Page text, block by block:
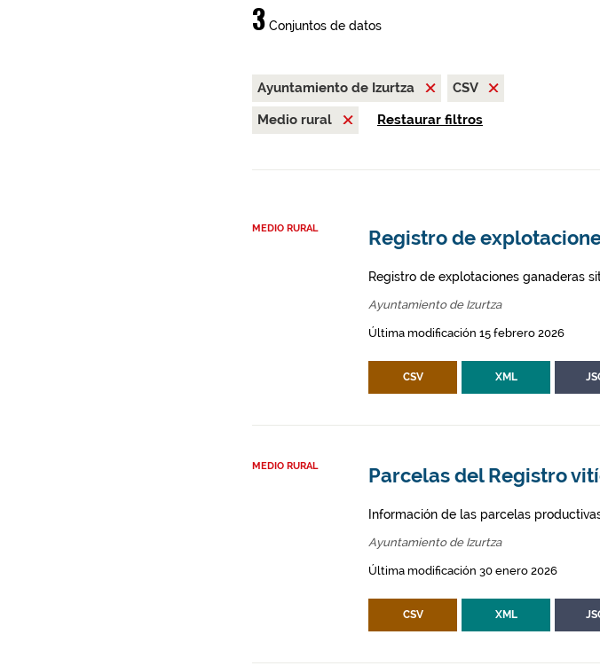
3Conjuntos de datos
Ayuntamiento de Izurtza
CSV
Medio rural
Restaurar filtros
MEDIO RURAL Registro de
Registro de explotaciones ganaderas
Ayuntamiento de Izurtza
Última modificación 15 febrero 2026
CSV XML
MEDIO RURAL Parcelas del Registro
Información de las parcelas
Ayuntamiento de Izurtza
Última modificación 30 enero 2026
CSV XML